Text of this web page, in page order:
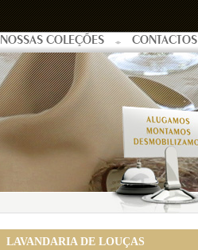
NOSSAS COLEÇÕES CONTACTOS
LAVANDARIA DE LOUÇAS